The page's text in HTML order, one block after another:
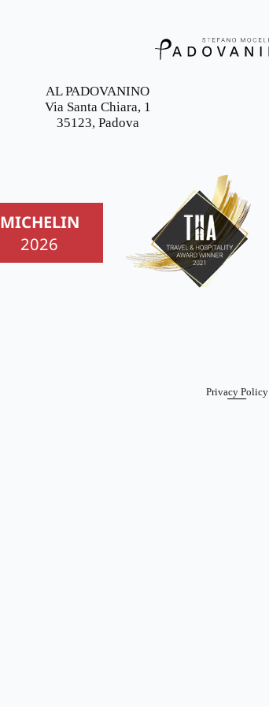
AL PADOVANINO
Via Santa Chiara, 1
35123, Padova
MICHELIN
2026
Privacy Policy